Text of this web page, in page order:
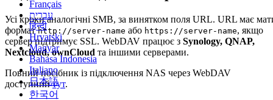
Français
עברית
हिन्दी
Hrvatski
Magyar
Bahasa Indonesia
Italiano
日本語
한국어
Усі кроки аналогічні SMB, за винятком поля URL. URL має
форматhttp://server-name або https://server-name, якщо
сервер підтримує SSL. WebDAV працює з Synology, QNAP,
Nextcloud, ownCloud та іншими серверами.
Повний посібник із підключення NAS через WebDAV
доступнийтут.